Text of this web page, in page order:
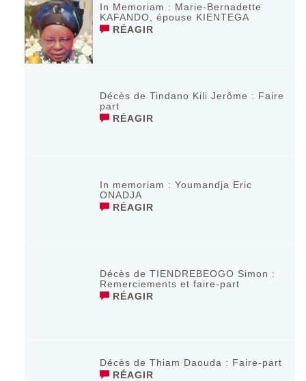
In Memoriam : Marie-Bernadette
KAFANDO, épouse KIENTEGA
RÉAGIR
Décès de Tindano Kili Jerôme : Faire
part
RÉAGIR
In memoriam : Youmandja Eric
ONADJA
RÉAGIR
Décès de TIENDREBEOGO Simon :
Remerciements et faire-part
RÉAGIR
Décès de Thiam Daouda : Faire-part
RÉAGIR